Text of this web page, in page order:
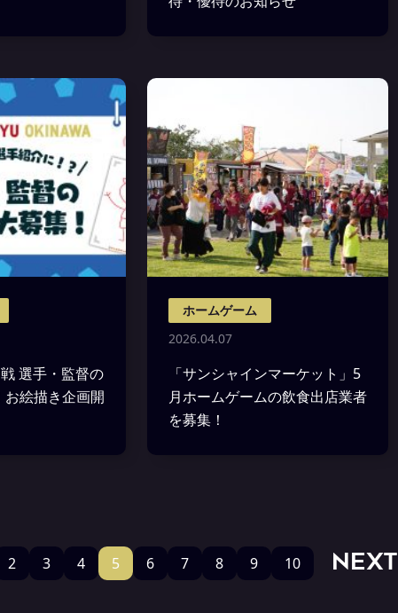
選手・監督の
絵描き企画開
ホームゲーム
2026.04.07
「サンシャインマーケット」5
月ホームゲームの飲食出店業者
を募集！
2 3 4 5 6 7 8 9 10 NEXT